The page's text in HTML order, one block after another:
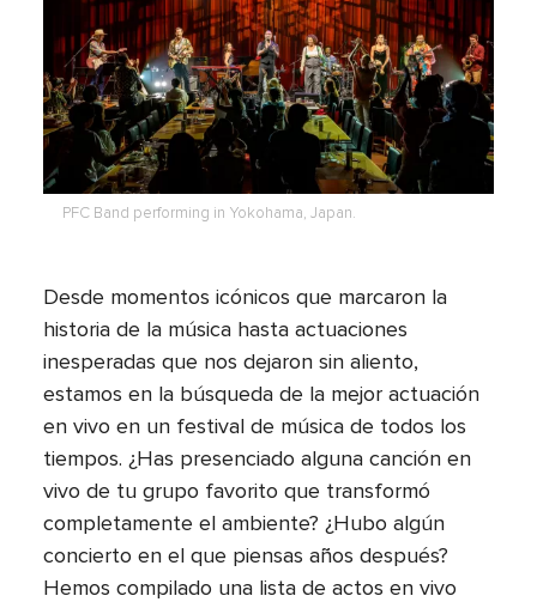
PFC Band performing in Yokohama, Japan.
Desde momentos icónicos que marcaron la
historia de la música hasta actuaciones
inesperadas que nos dejaron sin aliento,
estamos en la búsqueda de la mejor actuación
en vivo en un festival de música de todos los
tiempos. ¿Has presenciado alguna canción en
vivo de tu grupo favorito que transformó
completamente el ambiente? ¿Hubo algún
concierto en el que piensas años después?
Hemos compilado una lista de actos en vivo